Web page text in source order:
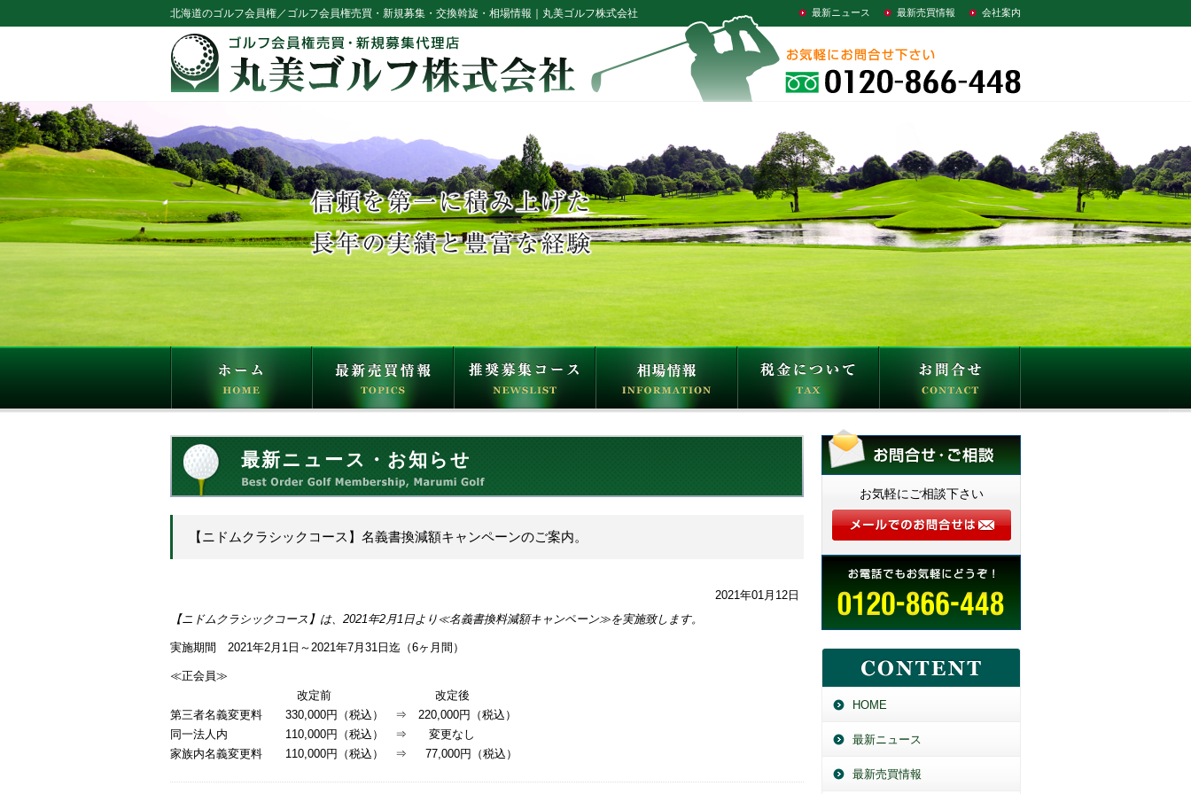
北海道のゴルフ会員権／ゴルフ会員権売買・新規募集・交換斡旋・相場情報｜丸美ゴルフ株式会社 最新ニュース 最新売買情報 会社案内
最新ニュース・お知らせ
【ニドムクラシックコース】名義書換減額キャンペーンのご案内。
2021年01月12日
【ニドムクラシックコース】は、2021年2月1日より≪名義書換料減額キャンペーン≫を実施致します。
実施期間 2021年2月1日～2021年7月31日迄（6ヶ月間）
≪正会員≫
改定前 改定後
第三者名義変更料 330,000円（税込） ⇒ 220,000円（税込）
同一法人内 110,000円（税込） ⇒ 変更なし
家族内名義変更料 110,000円（税込） ⇒ 77,000円（税込）
お気軽にご相談下さい
HOME
最新ニュース
最新売買情報